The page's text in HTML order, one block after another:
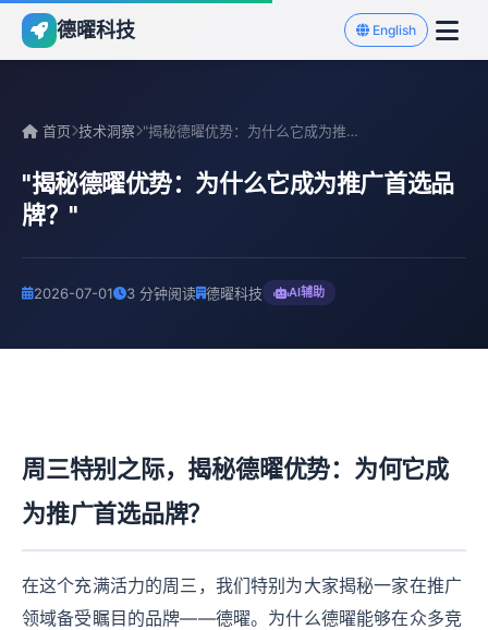
德曜科技 English
首页 技术洞察 "揭秘德曜优势：为什么它成为推广首选品牌？"
"揭秘德曜优势：为什么它成为推广首选品
牌？"
2026-07-01 3 分钟阅读 德曜科技 AI辅助
周三特别之际，揭秘德曜优势：为何它成
为推广首选品牌？
在这个充满活力的周三，我们特别为大家揭秘一家在推广
领域备受瞩目的品牌——德曜。为什么德曜能够在众多竞